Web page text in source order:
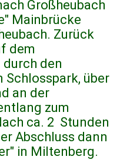
Großheubach
Mainbrücke
Zurück
dem
den
Schlosspark, über
an der
zum
ca. 2 Stunden
Abschluss dann
in Miltenberg.